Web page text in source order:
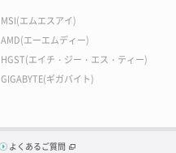
MSI(エムエスアイ)
AMD(エーエムディー)
HGST(エイチ・ジー・エス・ティー)
GIGABYTE(ギガバイト)
よくあるご質問